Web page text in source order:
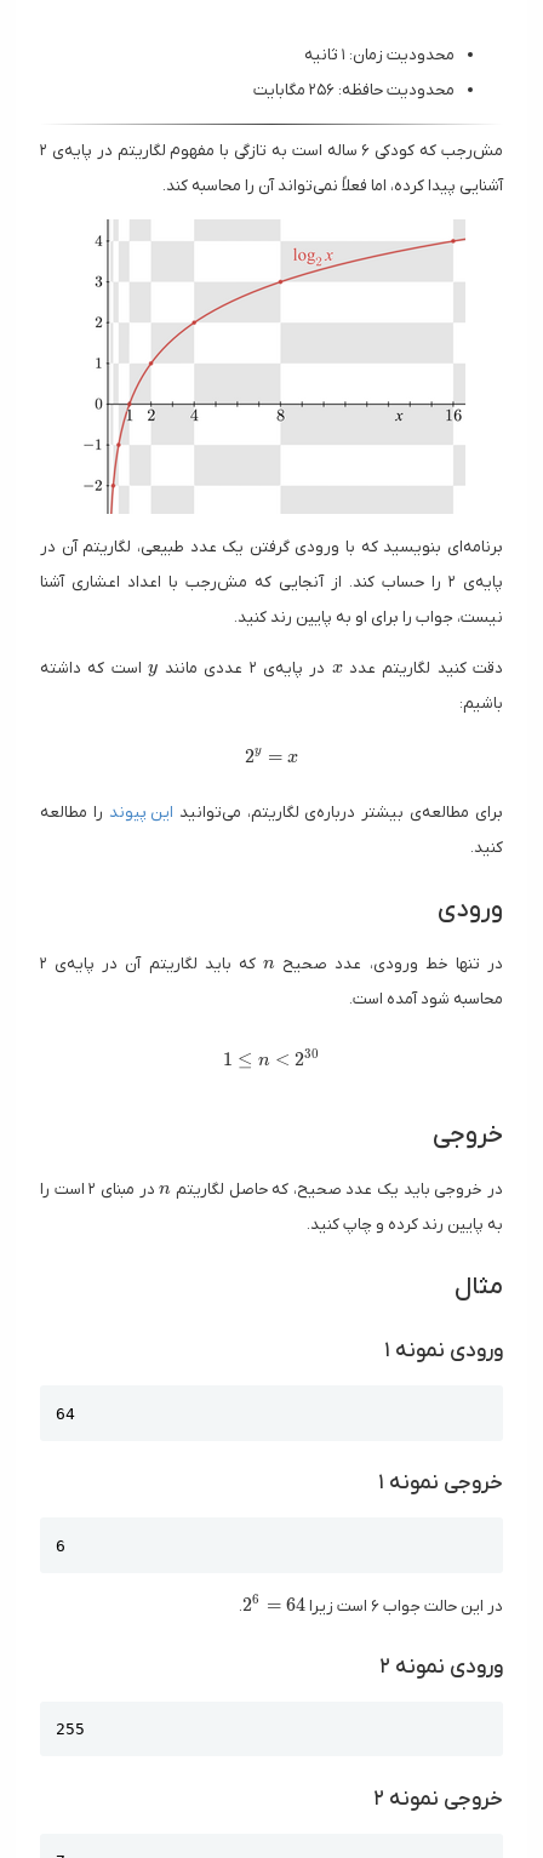
محدودیت زمان: ۱ ثانیه
محدودیت حافظه: ۲۵۶ مگابایت
مش‌رجب که کودکی ۶ ساله است به تازگی با مفهوم لگاریتم در پایه‌ی ۲
آشنایی پیدا کرده، اما فعلاً نمی‌تواند آن را محاسبه کند.
برنامه‌ای بنویسید که با ورودی گرفتن یک عدد طبیعی، لگاریتم آن در
پایه‌ی ۲ را حساب کند. از آنجایی که مش‌رجب با اعداد اعشاری آشنا
نیست، جواب را برای او به پایین رند کنید.
دقت کنید لگاریتم عددx
x در پایه‌ی ۲ عددی مانند y
yاست که داشته
باشیم:
2 ^ y = x
2y = x
برای مطالعه‌ی بیشتر درباره‌ی لگاریتم، می‌توانید این پیوند را مطالعه
کنید.
ورودی
در تنها خط ورودی، عدد صحیح
n
n
که باید لگاریتم آن در پایه‌ی ۲
محاسبه شود آمده است.
1 \leq n \lt 2^{30}
1 ≤ n < 230
خروجی
در خروجی باید یک عدد صحیح، که حاصل لگاریتم
n
n
در مبنای ۲ است را
به پایین رند کرده و چاپ کنید.
مثال
ورودی نمونه ۱
64
خروجی نمونه ۱
6
در این حالت جواب ۶ است زیرا2 ^ 6 = 64
26 = 64
.
ورودی نمونه ۲
255
خروجی نمونه ۲